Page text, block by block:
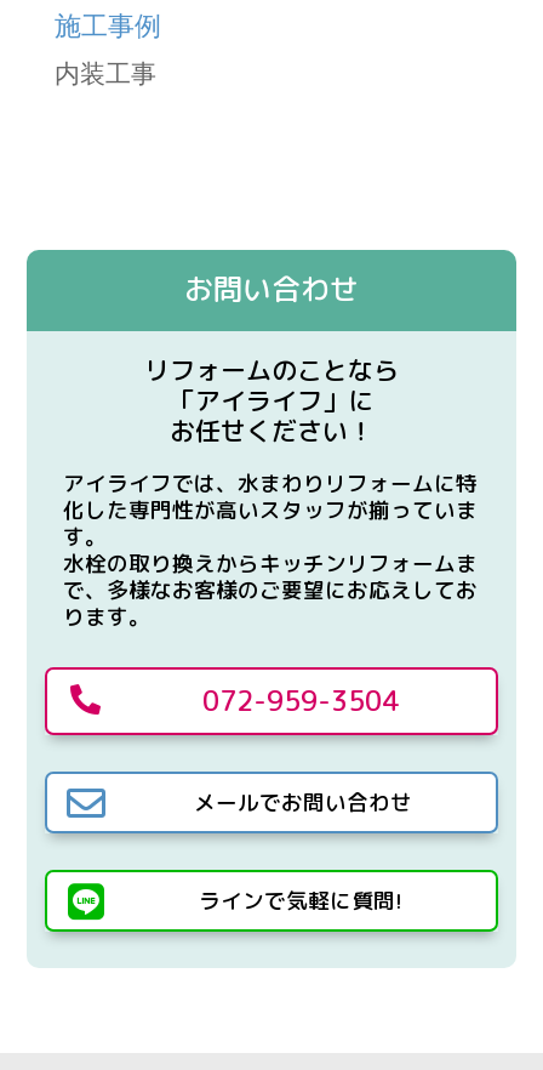
施工事例
内装工事
お問い合わせ
リフォームのことなら
「アイライフ」に
お任せください！
アイライフでは、水まわりリフォームに特
化した専門性が高いスタッフが揃っていま
す。
水栓の取り換えからキッチンリフォームま
で、多様なお客様のご要望にお応えしてお
ります。
 072-959-3504
 メールでお問い合わせ
 ラインで気軽に質問!